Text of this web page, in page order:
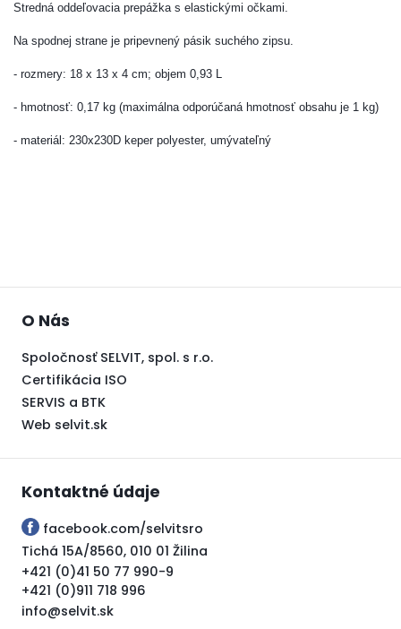
Stredná oddeľovacia prepážka s elastickými očkami.
Na spodnej strane je pripevnený pásik suchého zipsu.
- rozmery: 18 x 13 x 4cm; objem 0,93 L
- hmotnosť: 0,17 kg (maximálna odporúčaná hmotnosť obsahu je 1 kg)
- materiál: 230x230D keper polyester, umývateľný
O Nás
Spoločnosť SELVIT, spol. s r.o.
Certifikácia ISO
SERVIS a BTK
Web selvit.sk
Kontaktné údaje
facebook.com/selvitsro
Tichá 15A/8560, 010 01 Žilina
+421 (0)41 50 77 990-9
+421 (0)911 718 996
info@selvit.sk